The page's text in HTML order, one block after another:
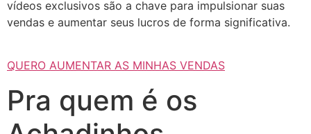
vídeos exclusivos são a chave para impulsionar suas
vendas e aumentar seus lucros de forma significativa.
QUERO AUMENTAR AS MINHAS VENDAS
Pra quem é os